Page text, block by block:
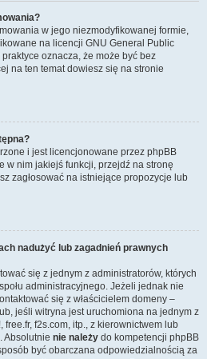
w jego niezmodyfikowanej formie,
na licencji GNU General Public
oznacza, że może być bez
na ten temat dowiesz się na stronie
i jest licencjonowane przez phpBB
w nim jakiejś funkcji, przejdź na stronę
zagłosować na istniejące propozycje lub
nadużyć lub zagadnień prawnych
się z jednym z administratorów, których
administracyjnego. Jeżeli jednak nie
się z właścicielem domeny –
jeśli witryna jest uruchomiona na jednym z
f2s.com, itp., z kierownictwem lub
Absolutnie nie należy do kompetencji phpBB
być obarczana odpowiedzialnością za